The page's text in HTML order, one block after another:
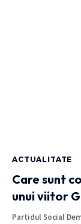
ACTUALITATE
Care sunt
unui viitor
Partidul Social